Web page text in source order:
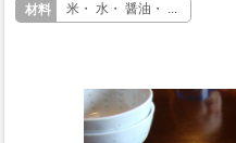
米・ 水・ 醤油・ ...